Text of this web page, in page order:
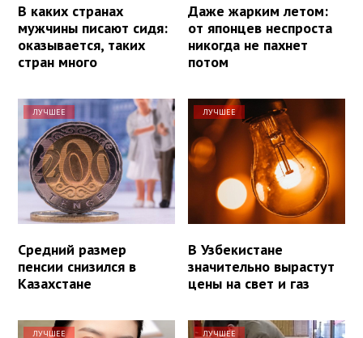
В каких странах
мужчины писают сидя:
оказывается, таких
стран много
Даже жарким летом:
от японцев неспроста
никогда не пахнет
потом
ЛУЧШЕЕ
Средний размер
пенсии снизился в
Казахстане
ЛУЧШЕЕ
В Узбекистане
значительно вырастут
цены на свет и газ
ЛУЧШЕЕ ЛУЧШЕЕ